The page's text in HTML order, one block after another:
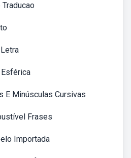
E Minúsculas Cursivas
Frases
Importada